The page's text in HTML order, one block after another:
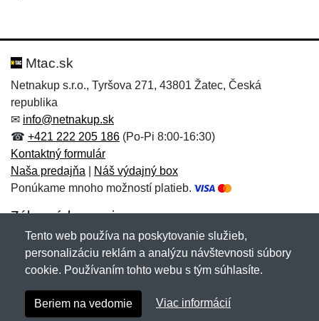
Mtac.sk
Netnakup s.r.o., Tyršova 271, 43801 Žatec, Česká
republika
✉ info@netnakup.sk
☎ +421 222 205 186 (Po-Pi 8:00-16:30)
Kontaktný formulár
Naša predajňa
Náš výdajný box
Ponúkame mnoho možností platieb.
Zákaznícky servis
Novinky emailom
Copyright © 2007-2026 (19 rokov s vami)Netnakup.sk
NetIQ. Všetky práva vyhradené.
Tento web používa na poskytovanie služieb,
personalizáciu reklám a analýzu návštevnosti súbory
cookie. Používaním tohto webu s tým súhlasíte.
Beriem na vedomie Viac informácií